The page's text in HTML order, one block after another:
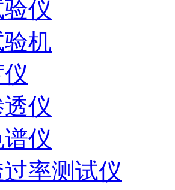
仪
机
仪
仪
率测试仪